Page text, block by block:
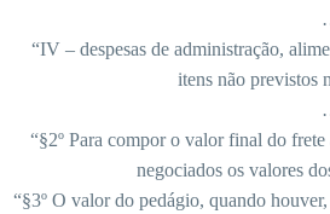
“IV – despesas de administração,
itens não
“§2º Para compor o valor final do
negociados os valores
“§3º O valor do pedágio, quando